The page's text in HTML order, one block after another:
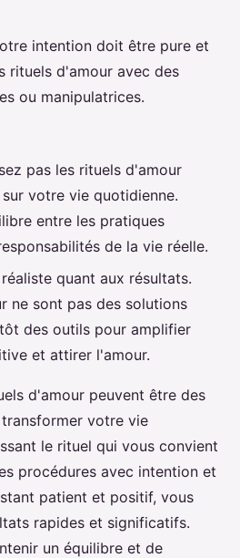
intention doit être pure et
rituels d'amour avec des
ou manipulatrices.
pas les rituels d'amour
votre vie quotidienne.
entre les pratiques
de la vie réelle.
quant aux résultats.
ne sont pas des solutions
des outils pour amplifier
et attirer l'amour.
d'amour peuvent être des
votre vie
le rituel qui vous convient
procédures avec intention et
patient et positif, vous
rapides et significatifs.
un équilibre et de